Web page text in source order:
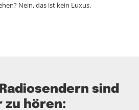
Nein, das ist kein Luxus.
sind
zu hören: